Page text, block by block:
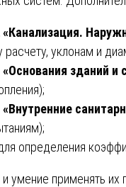
расчету, уклонам и
зданий и
определения
умение применять их